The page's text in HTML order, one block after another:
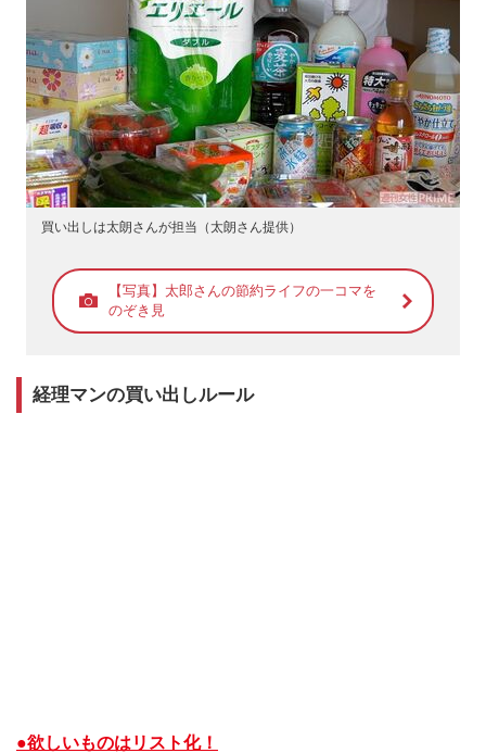
買い出しは太朗さんが担当（太朗さん提供）
【写真】太郎さんの節約ライフの一コマを
のぞき見
経理マンの買い出しルール
●欲しいものはリスト化！